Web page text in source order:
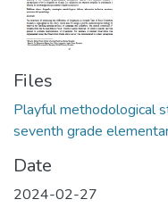
Files
Playful methodological
seventh grade
Date
2024-02-27